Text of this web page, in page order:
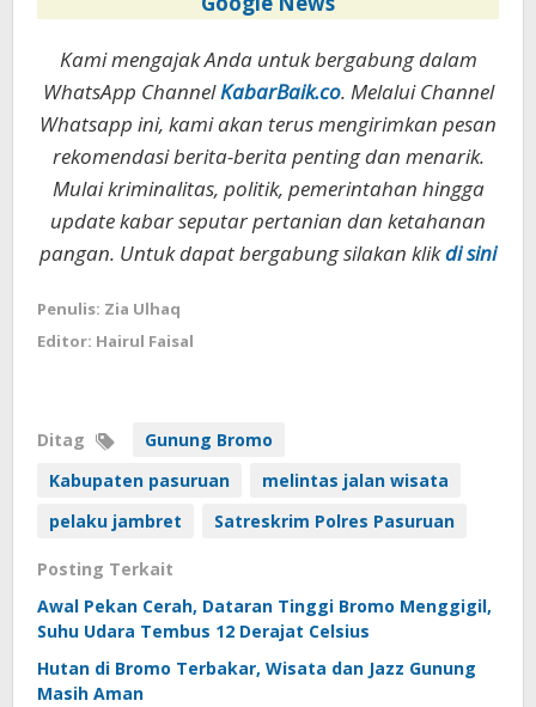
Kami mengajak Anda untuk bergabung dalam
WhatsApp ChannelKabarBaik.co. Melalui Channel
Whatsapp ini, kami akan terus mengirimkan pesan
rekomendasi berita-berita penting dan menarik.
Mulai kriminalitas, politik, pemerintahan hingga
update kabar seputar pertanian dan ketahanan
pangan. Untuk dapat bergabung silakan klikdi sini
Penulis: Zia Ulhaq
Editor: Hairul Faisal
Ditag
Gunung Bromo
Kabupaten pasuruan
melintas jalan wisata
pelaku jambret
Satreskrim Polres Pasuruan
Posting Terkait
Awal Pekan Cerah, Dataran Tinggi Bromo Menggigil,
Suhu Udara Tembus 12 Derajat Celsius
Hutan di Bromo Terbakar, Wisata dan Jazz Gunung
Masih Aman